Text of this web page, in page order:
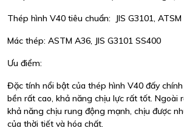
Thép hình V40 tiêu chuẩn: JIS G3101, ATSM
Mác thép: ASTM A36, JIS G3101 SS400
Ưu điểm:
Đặc tính nổi bật của thép hình V40 đấy
bền rất cao, khả năng chịu lực rất tốt. Ngoài
khả năng chịu rung động mạnh, chịu được
của thời tiết và hóa chất.